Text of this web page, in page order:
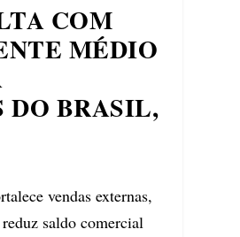
COM
MÉDIO
DO BRASIL,
vendas externas,
saldo comercial